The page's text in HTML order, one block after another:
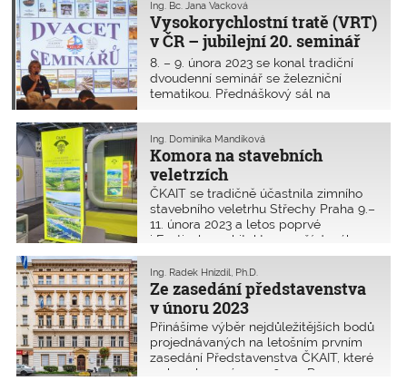
rozsáhlé stavbě.
Vysokorychlostní tratě (VRT)
v ČR – jubilejní 20. seminář
na průmyslovce v Děčíně
Ing. Bc. Jana Vacková
8. – 9. února 2023 se konal tradiční
dvoudenní seminář se železniční
tematikou. Přednáškový sál na
posledního místečka odbornou
veřejností z řad zhotovitelů, investorů,
správců a vyučujících a studentů
vyšších odborných a vysokých škol.
Komora na stavebních
veletrzích
Ing. Dominika Mandíková
ČKAIT se tradičně účastnila zimního
stavebního veletrhu Střechy Praha 9.–
11. února 2023 a letos poprvé
i Festivalu architektury, pořádaného
v rámci Stavebních veletrhů v Brně 2.–
4. března 2023.
Ze zasedání představenstva
v únoru 2023
Ing. Radek Hnízdil, Ph.D.
Přinášíme výběr nejdůležitějších bodů
projednávaných na letošním prvním
zasedání Představenstva ČKAIT, které
se konalo 23. února 2023 v Praze.